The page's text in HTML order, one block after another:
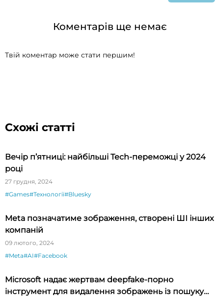
Коментарів ще немає
Твій коментар може стати першим!
Схожі статті
Вечір п’ятниці: найбільші Tech-переможці у 2024
році
27 грудня, 2024
#Games#Технології#Bluesky
Meta позначатиме зображення, створені ШІ інших
компаній
09 лютого, 2024
#Meta#AI#Facebook
Microsoft надає жертвам deepfake-порно
інструмент для видалення зображень із пошуку